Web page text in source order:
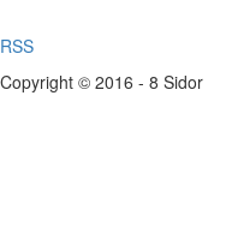
RSS
Copyright © 2016 - 8 Sidor